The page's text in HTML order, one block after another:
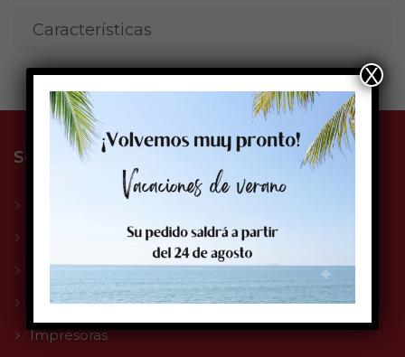
Características
Solge Systems S.L.
Compromiso Solge
Servicio Técnico
Impresoras
X